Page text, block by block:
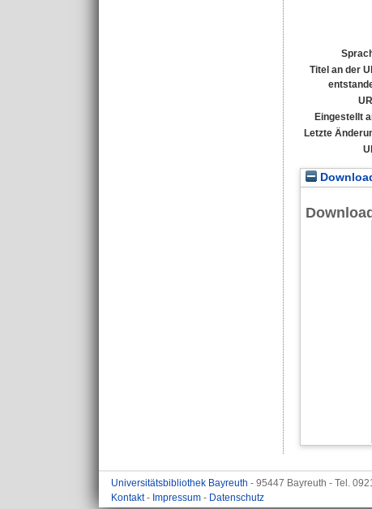
Titel an der
Eingestellt
Letzte
Universitätsbibliothek Bayreuth - 95447 Bayreuth - Tel.
Kontakt- Impressum - Datenschutz